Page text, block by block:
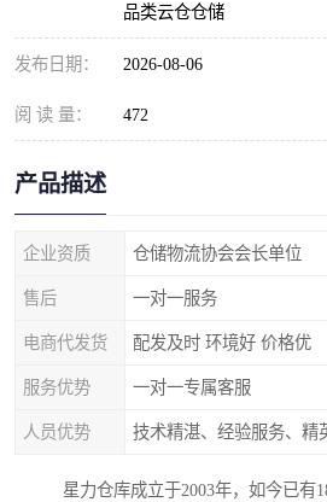
品类云仓仓储
发布日期： 2026-08-06
阅 读 量： 472
产品描述
企业资质 仓储物流协会会长单位
售后 一对一服务
电商代发货 配发及时 环境好 价格优
服务优势 一对一专属客服
人员优势 技术精湛、经验服务、精
星力仓库成立于2003年，如今已有